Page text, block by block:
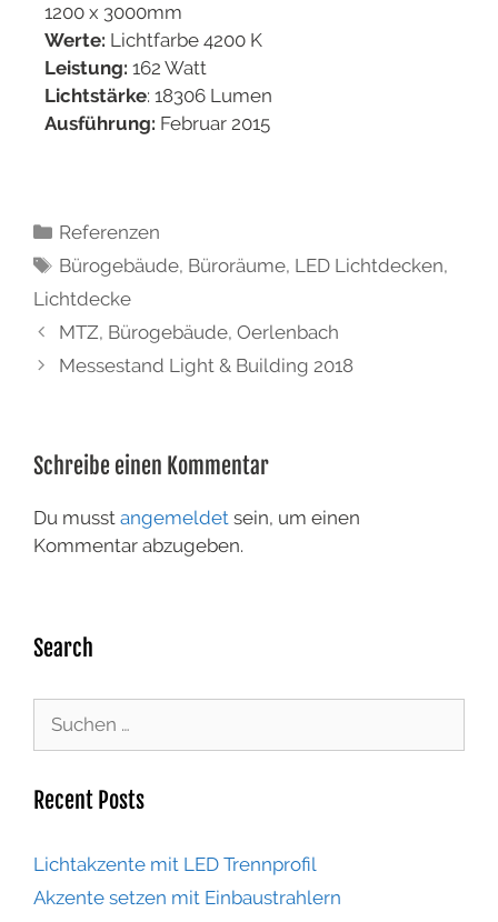
1200 x 3000mm
Werte: Lichtfarbe 4200 K
Leistung: 162 Watt
Lichtstärke: 18306 Lumen
Ausführung: Februar 2015
Referenzen
Bürogebäude, Büroräume, LED Lichtdecken,
Lichtdecke
MTZ, Bürogebäude, Oerlenbach
Messestand Light & Building 2018
Schreibe einen Kommentar
Du musst angemeldet sein, um einen
Kommentar abzugeben.
Search
Recent Posts
Lichtakzente mit LED Trennprofil
Akzente setzen mit Einbaustrahlern